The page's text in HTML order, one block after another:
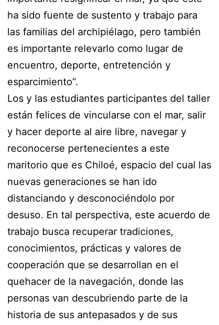
ha sido fuente de sustento y trabajo para
las familias del archipiélago, pero también
es importante relevarlo como lugar de
encuentro, deporte, entretención y
esparcimiento”.
Los y las estudiantes participantes del taller
están felices de vincularse con el mar, salir
y hacer deporte al aire libre, navegar y
reconocerse pertenecientes a este
maritorio que es Chiloé, espacio del cual las
nuevas generaciones se han ido
distanciando y desconociéndolo por
desuso. En tal perspectiva, este acuerdo de
trabajo busca recuperar tradiciones,
conocimientos, prácticas y valores de
cooperación que se desarrollan en el
quehacer de la navegación, donde las
personas van descubriendo parte de la
historia de sus antepasados y de sus